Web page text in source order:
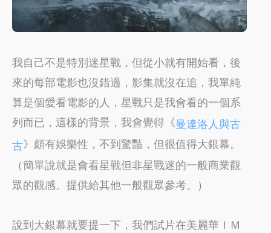
我自己不是特別迷星戰，但從小就有開始看，後
來的每部電影也沒錯過，影集就沒在追，我單純
算是個愛看電影的人，星戰只是我會看的一個系
列而已，這樣的背景，我會覺得《曼達洛人與古
古》頗有娛樂性，不到驚豔，但很值得大銀幕。
（簡單說就是會看星戰但非星戰迷的一般商業觀
眾的觀感。提供給其他一般觀眾參考。）
說到大銀幕就要提一下，我們試片在美麗華ＩＭ